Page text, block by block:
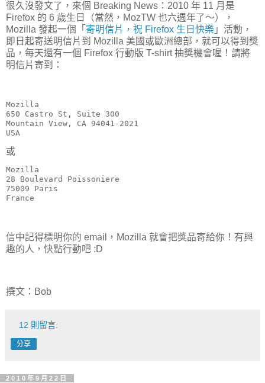
很久沒發文了，來個 Breaking News：2010 年 11 月是
Firefox 的 6 歲生日（當然，MozTW 也六週年了～），
Mozilla 發起一個「 寄明信片，祝 Firefox 生日快樂 」活動，
即日起寄送明信片到 Mozilla 美國或歐洲總部，就可以得到獎
品，每天還有一個 Firefox 行動版 T-shirt 抽獎機會喔！請將
明信片寄到：
Mozilla
650 Castro St, Suite 300
Mountain View, CA 94041-2021
或
Mozilla
28 Boulevard Poissoniere
75009 Paris
信中記得標明你的 email，Mozilla 就會把獎品寄給你！有興
趣的人，快點行動吧 :D
撰文：Bob
12 則留言:
分享
2010年9月22日